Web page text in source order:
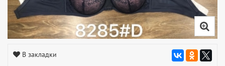
В закладки